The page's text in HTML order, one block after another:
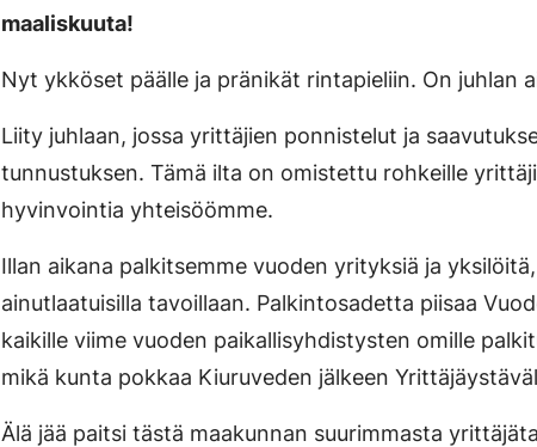
maaliskuuta!
Nyt ykköset päälle ja pränikät rintapieliin. On juhlan
Liity juhlaan, jossa yrittäjien ponnistelut ja
tunnustuksen. Tämä ilta on omistettu rohkeille
hyvinvointia yhteisöömme.
Illan aikana palkitsemme vuoden yrityksiä ja
ainutlaatuisilla tavoillaan. Palkintosadetta piisaa
kaikille viime vuoden paikallisyhdistysten omille
mikä kunta pokkaa Kiuruveden jälkeen
Älä jää paitsi tästä maakunnan suurimmasta